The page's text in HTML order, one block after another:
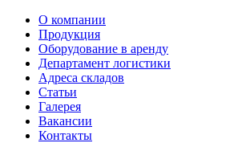
О компании
Продукция
Оборудование в аренду
Департамент логистики
Адреса складов
Статьи
Галерея
Вакансии
Контакты